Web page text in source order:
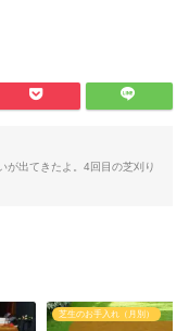
が出てきたよ。4回目の芝刈り
芝生の管理